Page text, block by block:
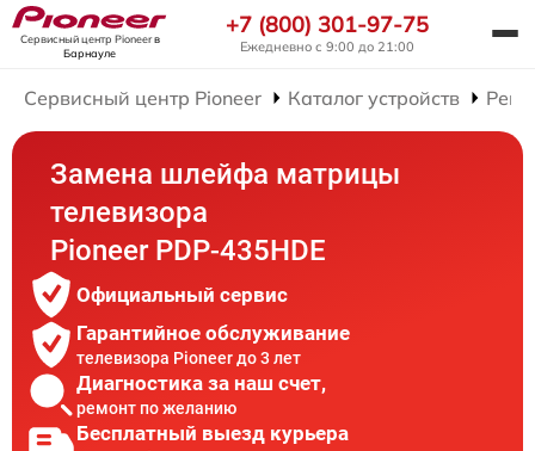
Сервисный центр Pioneerв
Барнауле
+7 (800) 301-97-75
Ежедневно с 9:00 до 21:00
Сервисный центр Pioneer Каталог устройств
Замена шлейфа матрицы
телевизора
Pioneer PDP-435HDE
Официальный сервис
Гарантийное обслуживание
телевизора Pioneer до 3 лет
Диагностика за наш счет,
ремонт по желанию
Бесплатный выезд курьера